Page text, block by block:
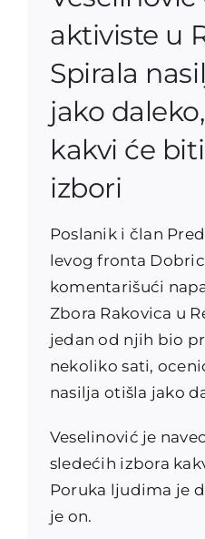
aktiviste u
Spirala
jako
kakvi će
izbori
Poslanik i član
levog fronta
komentarišući
Zbora Rakovica u
jedan od njih bio
nekoliko sati,
nasilja otišla jako
Veselinović je
sledećih izbora
Poruka ljudima je
je on.